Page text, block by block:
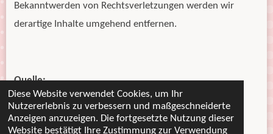
Diese Website verwendet Cookies, um Ihr
Nutzererlebnis zu verbessern und maßgeschneiderte
Anzeigen anzuzeigen. Die fortgesetzte Nutzung dieser
Website bestätigt Ihre Zustimmung zur Verwendung
Bekanntwerden von Rechtsverletzungen werden wir
derartige Inhalte umgehend entfernen.
Quelle:
e-recht24.de